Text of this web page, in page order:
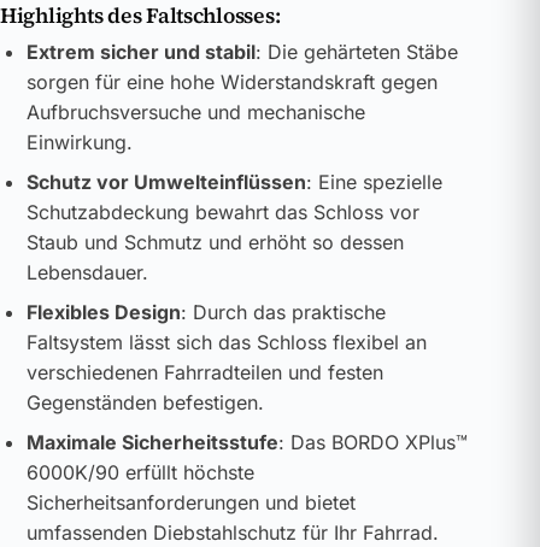
Highlights des Faltschlosses:
Extrem sicher und stabil: Die gehärteten Stäbe
sorgen für eine hohe Widerstandskraft gegen
Aufbruchsversuche und mechanische
Einwirkung.
Schutz vor Umwelteinflüssen: Eine spezielle
Schutzabdeckung bewahrt das Schloss vor
Staub und Schmutz und erhöht so dessen
Lebensdauer.
Flexibles Design: Durch das praktische
Faltsystem lässt sich das Schloss flexibel an
verschiedenen Fahrradteilen und festen
Gegenständen befestigen.
Maximale Sicherheitsstufe: Das BORDO XPlus™
6000K/90 erfüllt höchste
Sicherheitsanforderungen und bietet
umfassenden Diebstahlschutz für Ihr Fahrrad.